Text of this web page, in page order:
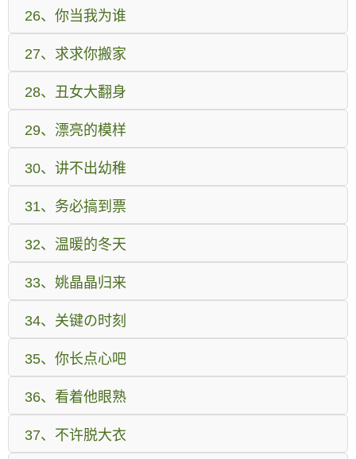
26、你当我为谁
27、求求你搬家
28、丑女大翻身
29、漂亮的模样
30、讲不出幼稚
31、务必搞到票
32、温暖的冬天
33、姚晶晶归来
34、关键の时刻
35、你长点心吧
36、看着他眼熟
37、不许脱大衣